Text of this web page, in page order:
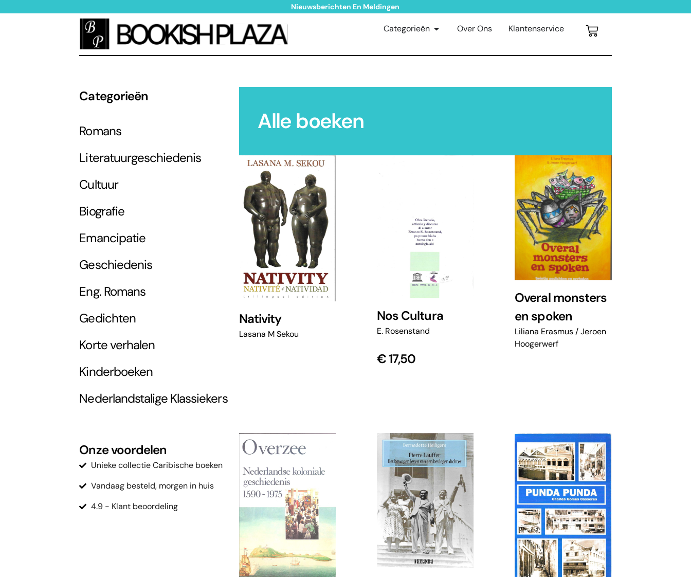
Nieuwsberichten En Meldingen
Categorieën Over Ons Klantenservice
Categorieën
Romans
Literatuurgeschiedenis
Cultuur
Biografie
Emancipatie
Geschiedenis
Eng. Romans
Gedichten
Korte verhalen
Kinderboeken
Nederlandstalige Klassiekers
Onze voordelen
Unieke collectie Caribische boeken
Vandaag besteld, morgen in huis
4.9 - Klant beoordeling
Alle boeken
Nativity
Lasana M Sekou
Nos Cultura
E. Rosenstand
€17,50
Overal monsters
en spoken
Liliana Erasmus / Jeroen
Hoogerwerf